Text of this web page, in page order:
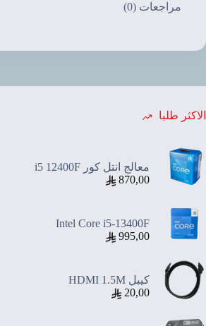
مراجعات (0)
الاكثر طلبا
معالج انتل كور i5 12400F
870,00
Intel Core i5-13400F
995,00
كيبل HDMI 1.5M
20,00